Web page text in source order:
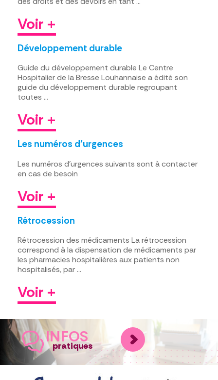
Voir +
Développement durable
Guide du développement durable Le Centre
Hospitalier de la Bresse Louhannaise a édité son
guide du développement durable regroupant
toutes …
Voir +
Les numéros d’urgences
Les numéros d’urgences suivants sont à contacter
en cas de besoin
Voir +
Rétrocession
Rétrocession des médicaments La rétrocession
correspond à la dispensation de médicaments par
les pharmacies hospitalières aux patients non
hospitalisés, par …
Voir +
INFOS
pratiques